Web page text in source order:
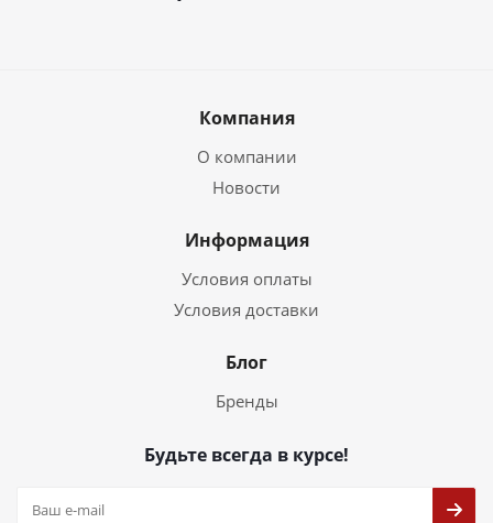
Компания
О компании
Новости
Информация
Условия оплаты
Условия доставки
Блог
Бренды
Будьте всегда в курсе!